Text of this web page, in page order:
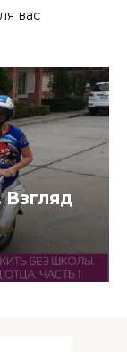
вас
Взгляд